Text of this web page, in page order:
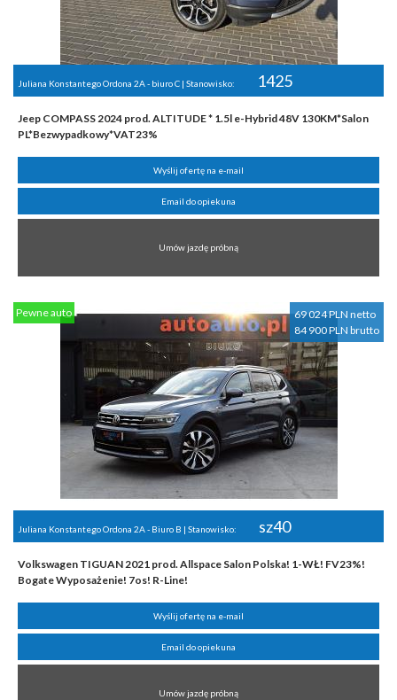
Juliana Konstantego Ordona 2A - biuro C | Stanowisko: 1425
Jeep COMPASS 2024 prod. ALTITUDE * 1.5l e-Hybrid 48V 130KM*Salon
PL*Bezwypadkowy*VAT23%
Wyślij ofertę na e-mail
Email do opiekuna
Umów jazdę próbną
69 024 PLN netto
84 900 PLN brutto
Pewne auto
Juliana Konstantego Ordona 2A - Biuro B | Stanowisko: sz40
Volkswagen TIGUAN 2021 prod. Allspace Salon Polska! 1-WŁ! FV23%!
Bogate Wyposażenie! 7os! R-Line!
Wyślij ofertę na e-mail
Email do opiekuna
Umów jazdę próbną